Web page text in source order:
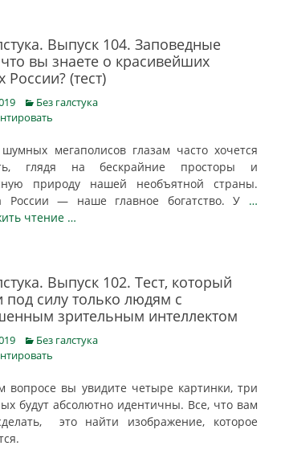
Выпуск 104. Заповедные
вы знаете о красивейших
России? (тест)
Categories
Без галстука
мегаполисов глазам часто хочется
глядя на бескрайние просторы и
природу нашей необъятной страны.
России — наше главное богатство. У …
чтение …
Выпуск 102. Тест, который
под силу только людям с
зрительным интеллектом
Categories
Без галстука
вопросе вы увидите четыре картинки, три
будут абсолютно идентичны. Все, что вам
это найти изображение, которое